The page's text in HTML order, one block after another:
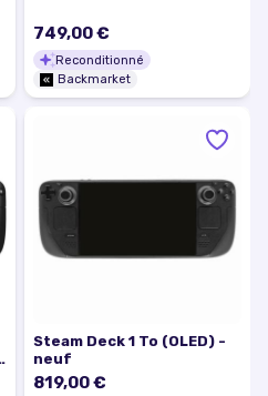
749,00 €
Reconditionné
Backmarket
Steam Deck 1 To (OLED) -
neuf
819,00 €